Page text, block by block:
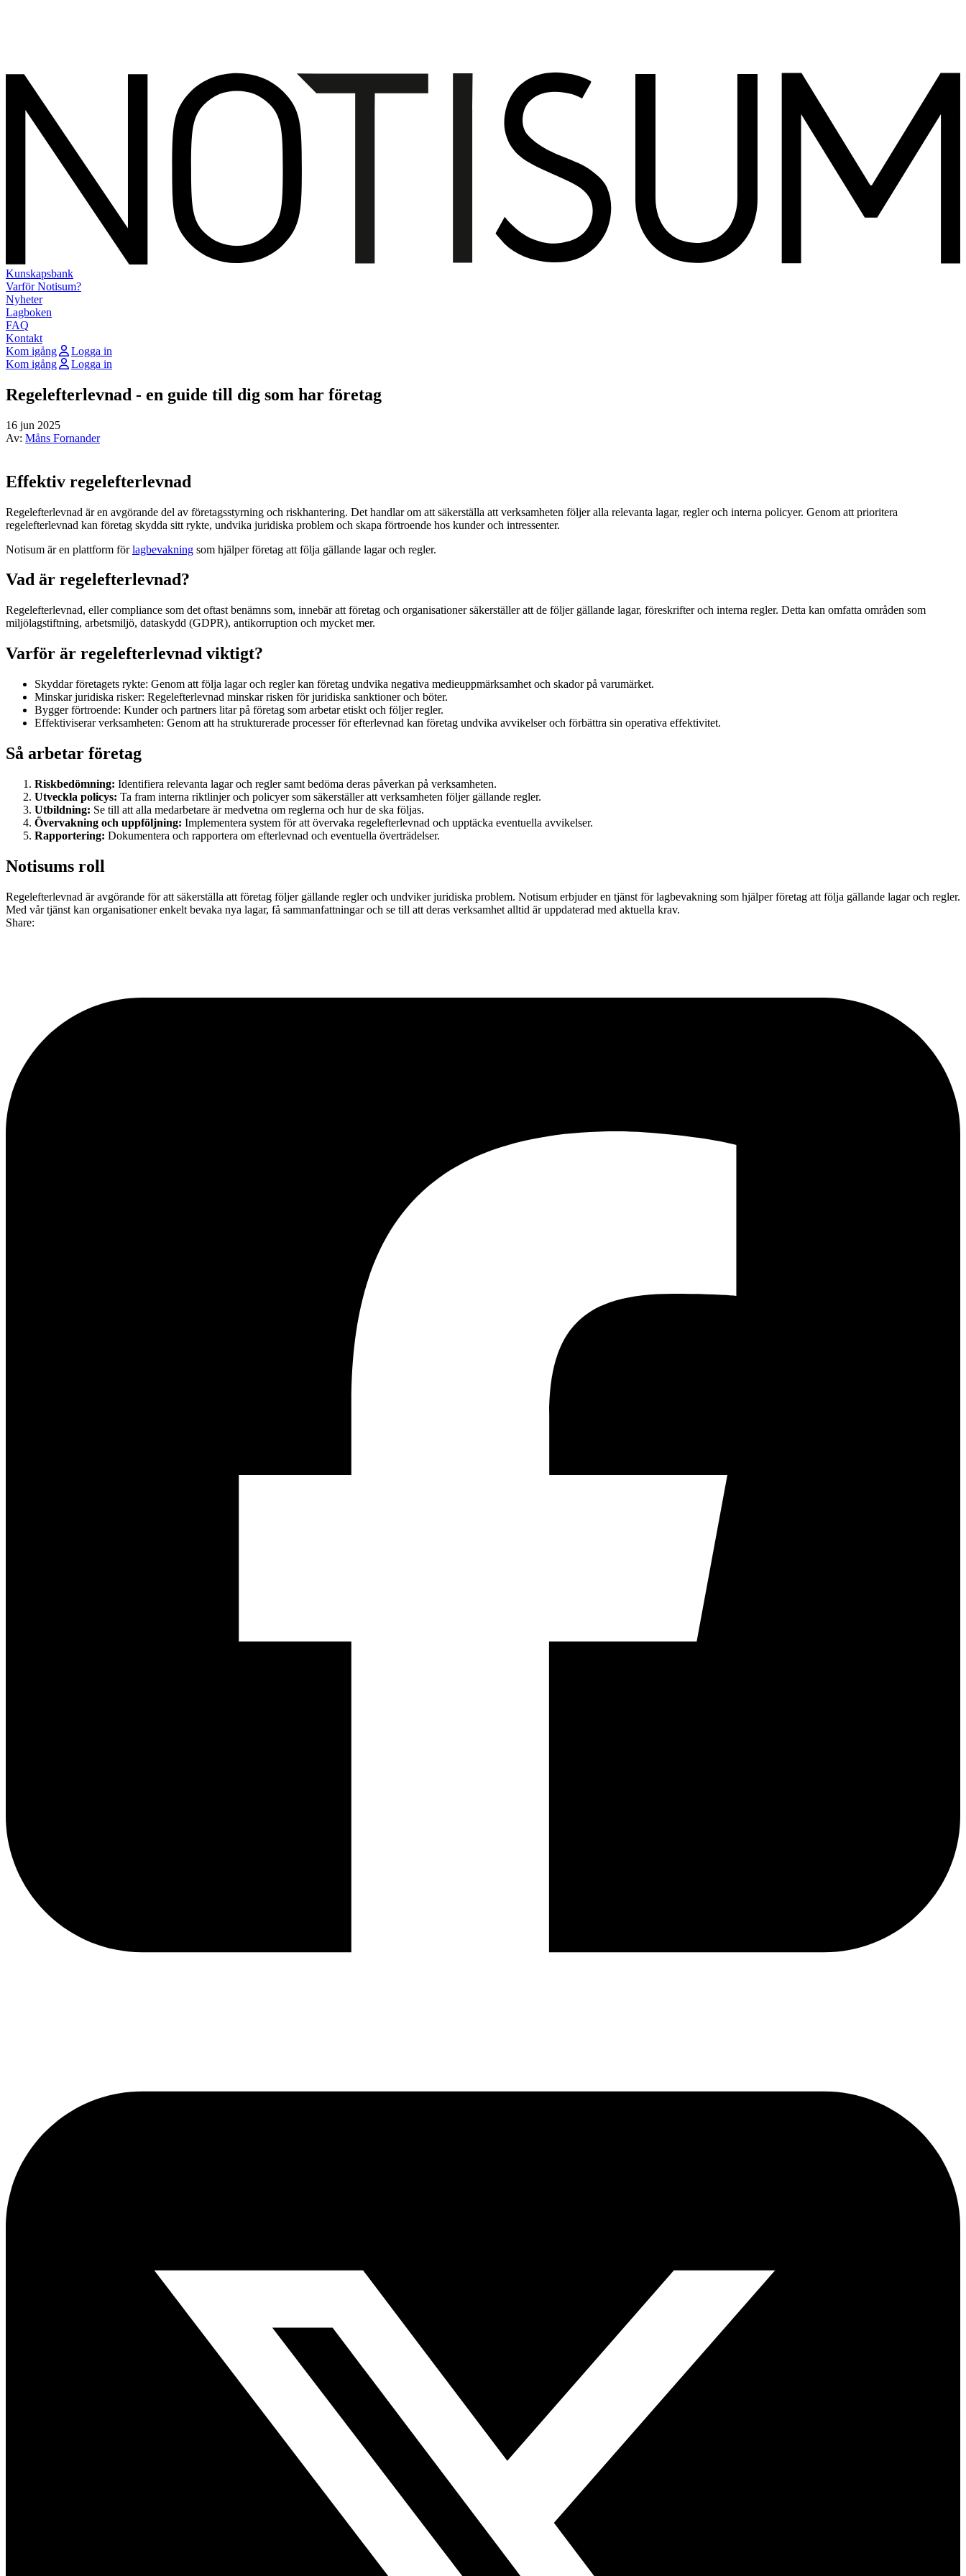
Kunskapsbank
Varför Notisum?
Nyheter
Lagboken
FAQ
Kontakt
Kom igång
Logga in
Kom igång
Logga in
Regelefterlevnad - en guide till dig som har företag
16 jun 2025
Av: Måns Fornander
Effektiv regelefterlevnad
Regelefterlevnad är en avgörande del av företagsstyrning och riskhantering. Det handlar om att säkerställa att verksamheten följer alla relevanta lagar, regler och interna policyer. Genom att prioritera
regelefterlevnad kan företag skydda sitt rykte, undvika juridiska problem och skapa förtroende hos kunder och intressenter.
Notisum är en plattform förlagbevakning som hjälper företag att följa gällande lagar och regler.
Vad är regelefterlevnad?
Regelefterlevnad, eller compliance som det oftast benämns som, innebär att företag och organisationer säkerställer att de följer gällande lagar, föreskrifter och interna regler. Detta kan omfatta områden som
miljölagstiftning, arbetsmiljö, dataskydd (GDPR), antikorruption och mycket mer.
Varför är regelefterlevnad viktigt?
Skyddar företagets rykte: Genom att följa lagar och regler kan företag undvika negativa medieuppmärksamhet och skador på varumärket.
Minskar juridiska risker: Regelefterlevnad minskar risken för juridiska sanktioner och böter.
Bygger förtroende: Kunder och partners litar på företag som arbetar etiskt och följer regler.
Effektiviserar verksamheten: Genom att ha strukturerade processer för efterlevnad kan företag undvika avvikelser och förbättra sin operativa effektivitet.
Så arbetar företag
Riskbedömning: Identifiera relevanta lagar och regler samt bedöma deras påverkan på verksamheten.
Utveckla policys: Ta fram interna riktlinjer och policyer som säkerställer att verksamheten följer gällande regler.
Utbildning: Se till att alla medarbetare är medvetna om reglerna och hur de ska följas.
Övervakning och uppföljning: Implementera system för att övervaka regelefterlevnad och upptäcka eventuella avvikelser.
Rapportering: Dokumentera och rapportera om efterlevnad och eventuella överträdelser.
Notisums roll
Regelefterlevnad är avgörande för att säkerställa att företag följer gällande regler och undviker juridiska problem. Notisum erbjuder en tjänst för lagbevakning som hjälper företag att följa gällande lagar och regler.
Med vår tjänst kan organisationer enkelt bevaka nya lagar, få sammanfattningar och se till att deras verksamhet alltid är uppdaterad med aktuella krav.
Share: